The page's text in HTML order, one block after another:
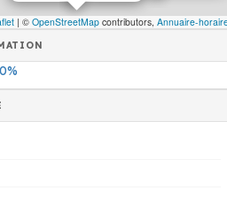
| © OpenStreetMap contributors, Annuaire-